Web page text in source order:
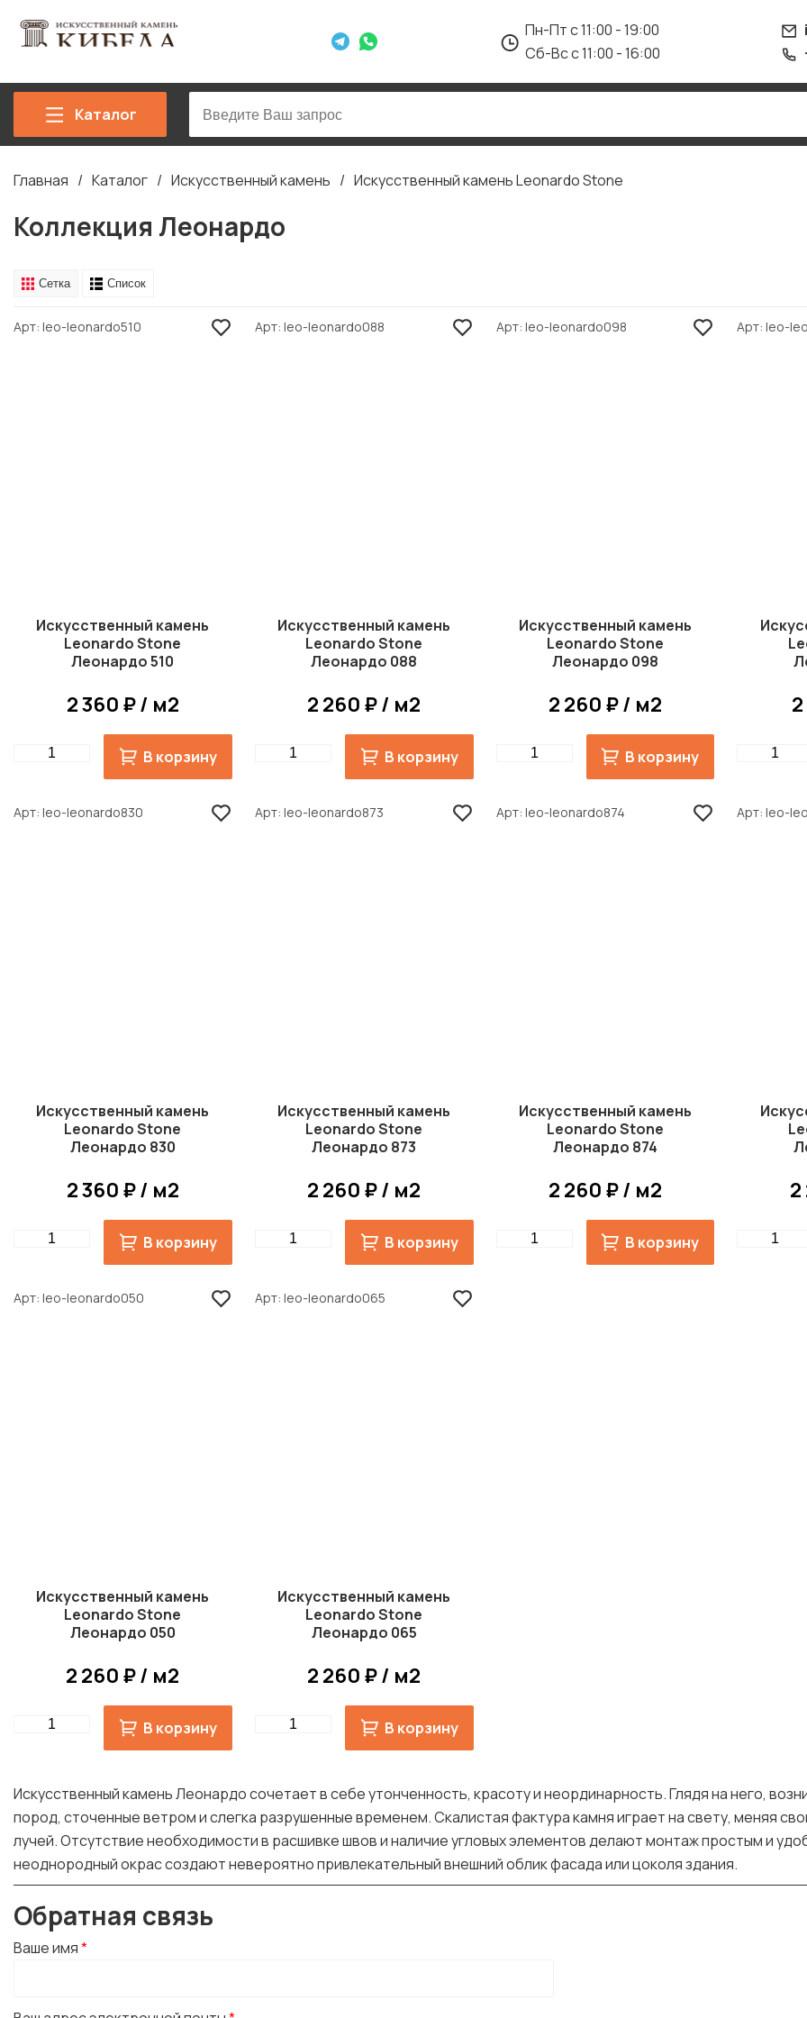
Пн-Пт с 11:00 - 19:00
Сб-Вс с 11:00 - 16:00
Каталог
Строка
навигации
Главная Каталог Искусственный камень Искусственный камень Leonardo Stone
Коллекция Леонардо
Сетка Список
Арт leo-leonardo510
Искусственный камень
Leonardo Stone
Леонардо 510
2 360 ₽ / м2
Quantity В корзину
Арт leo-leonardo088
Искусственный камень
Leonardo Stone
Леонардо 088
2 260 ₽ / м2
Quantity В корзину
Арт leo-leonardo098
Искусственный камень
Leonardo Stone
Леонардо 098
2 260 ₽ / м2
Quantity В корзину
Арт leo-
Quantity
Арт leo-leonardo830
Искусственный камень
Leonardo Stone
Леонардо 830
2 360 ₽ / м2
Quantity В корзину
Арт leo-leonardo873
Искусственный камень
Leonardo Stone
Леонардо 873
2 260 ₽ / м2
Quantity В корзину
Арт leo-leonardo874
Искусственный камень
Leonardo Stone
Леонардо 874
2 260 ₽ / м2
Quantity В корзину
Арт leo-
Quantity
Арт leo-leonardo050
Искусственный камень
Leonardo Stone
Леонардо 050
2 260 ₽ / м2
Quantity В корзину
Арт leo-leonardo065
Искусственный камень
Leonardo Stone
Леонардо 065
2 260 ₽ / м2
Quantity В корзину
Искусственный камень Леонардо сочетает в себе утонченность, красоту и неординарность. Глядя на него,
пород, сточенные ветром и слегка разрушенные временем. Скалистая фактура камня играет на свету, меняя
лучей. Отсутствие необходимости в расшивке швов и наличие угловых элементов делают монтаж простым и
неоднородный окрас создают невероятно привлекательный внешний облик фасада или цоколя здания.
Обратная связь
Ваше имя*